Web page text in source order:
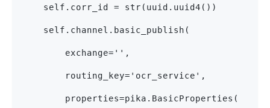
    self.corr_id = str(uuid.uuid4())
    self.channel.basic_publish(
        exchange='',
        routing_key='ocr_service',
        properties=pika.BasicProperties(